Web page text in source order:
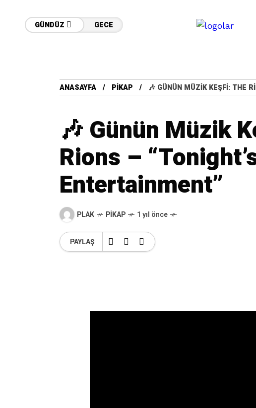
GÜNDÜZ GECE
ANASAYFA PIKAP 🎶 GÜNÜN MÜZIK KEŞFI: THE
🎶 Günün Müzik
Rions –
Entertainment”
PLAK PIKAP 1 yıl önce
PAYLAŞ